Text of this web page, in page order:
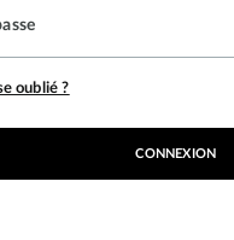
oublié ?
CONNEXION